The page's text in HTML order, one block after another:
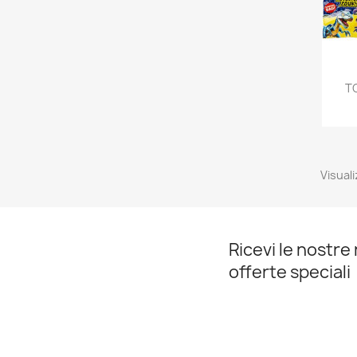
Ricevi le nostre
offerte speciali